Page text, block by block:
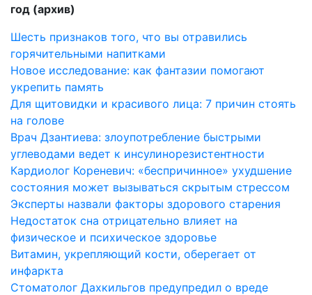
год (архив)
Шесть признаков того, что вы отравились
горячительными напитками
Новое исследование: как фантазии помогают
укрепить память
Для щитовидки и красивого лица: 7 причин стоять
на голове
Врач Дзантиева: злоупотребление быстрыми
углеводами ведет к инсулинорезистентности
Кардиолог Кореневич: «беспричинное» ухудшение
состояния может вызываться скрытым стрессом
Эксперты назвали факторы здорового старения
Недостаток сна отрицательно влияет на
физическое и психическое здоровье
Витамин, укрепляющий кости, оберегает от
инфаркта
Стоматолог Дахкильгов предупредил о вреде